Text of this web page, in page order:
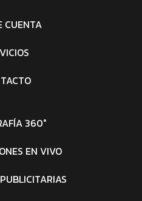
CUENTA
360°
EN VIVO